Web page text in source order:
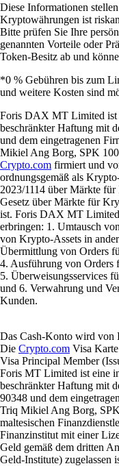
Diese Informationen
Kryptowährungen ist
Bitte prüfen Sie Ihre
genannten Vorteile oder
Token-Besitz ab und
*0 % Gebühren bis zum
und weitere Kosten sind
Foris DAX MT Limited ist
beschränkter Haftung mit
und dem eingetragenen
Mikiel Ang Borg, SPK
Crypto.com firmiert und
ordnungsgemäß als
2023/1114 über Märkte
Gesetz über Märkte für
ist. Foris DAX MT Limited
erbringen: 1. Umtausch
von Krypto-Assets in
Übermittlung von Orders
4. Ausführung von Orders
5. Überweisungsservices
und 6. Verwahrung und
Kunden.
Das Cash-Konto wird von
Die Crypto.com Visa
Visa Principal Member
Foris MT Limited ist eine
beschränkter Haftung mit
90348 und dem
Triq Mikiel Ang Borg,
maltesischen
Finanzinstitut mit einer
Geld gemäß dem dritten
Geld-Institute) zugelassen